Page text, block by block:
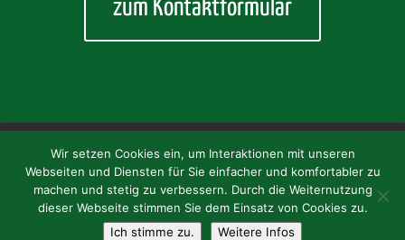
zum Kontaktformular
Heimat
Service
Kontakt
Datenschutzerklärung
Impressum
Klosterbrauerei Baumburg GmbH & Co.KG | Baumburg 20 | D-83352
Altenmarkt
Wir setzen Cookies ein, um Interaktionen mit unseren
Webseiten und Diensten für Sie einfacher und komfortabler zu
machen und stetig zu verbessern. Durch die Weiternutzung
dieser Webseite stimmen Sie dem Einsatz von Cookies zu.
Ich stimme zu.
Weitere Infos